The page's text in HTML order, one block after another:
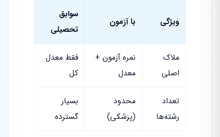
ویژگی با آزمون
سوابق
تحصیلی
ملاک
اصلی
نمره آزمون +
معدل
فقط معدل
کل
تعداد
رشته‌ها
محدود
(پزشکی)
بسیار
گسترده